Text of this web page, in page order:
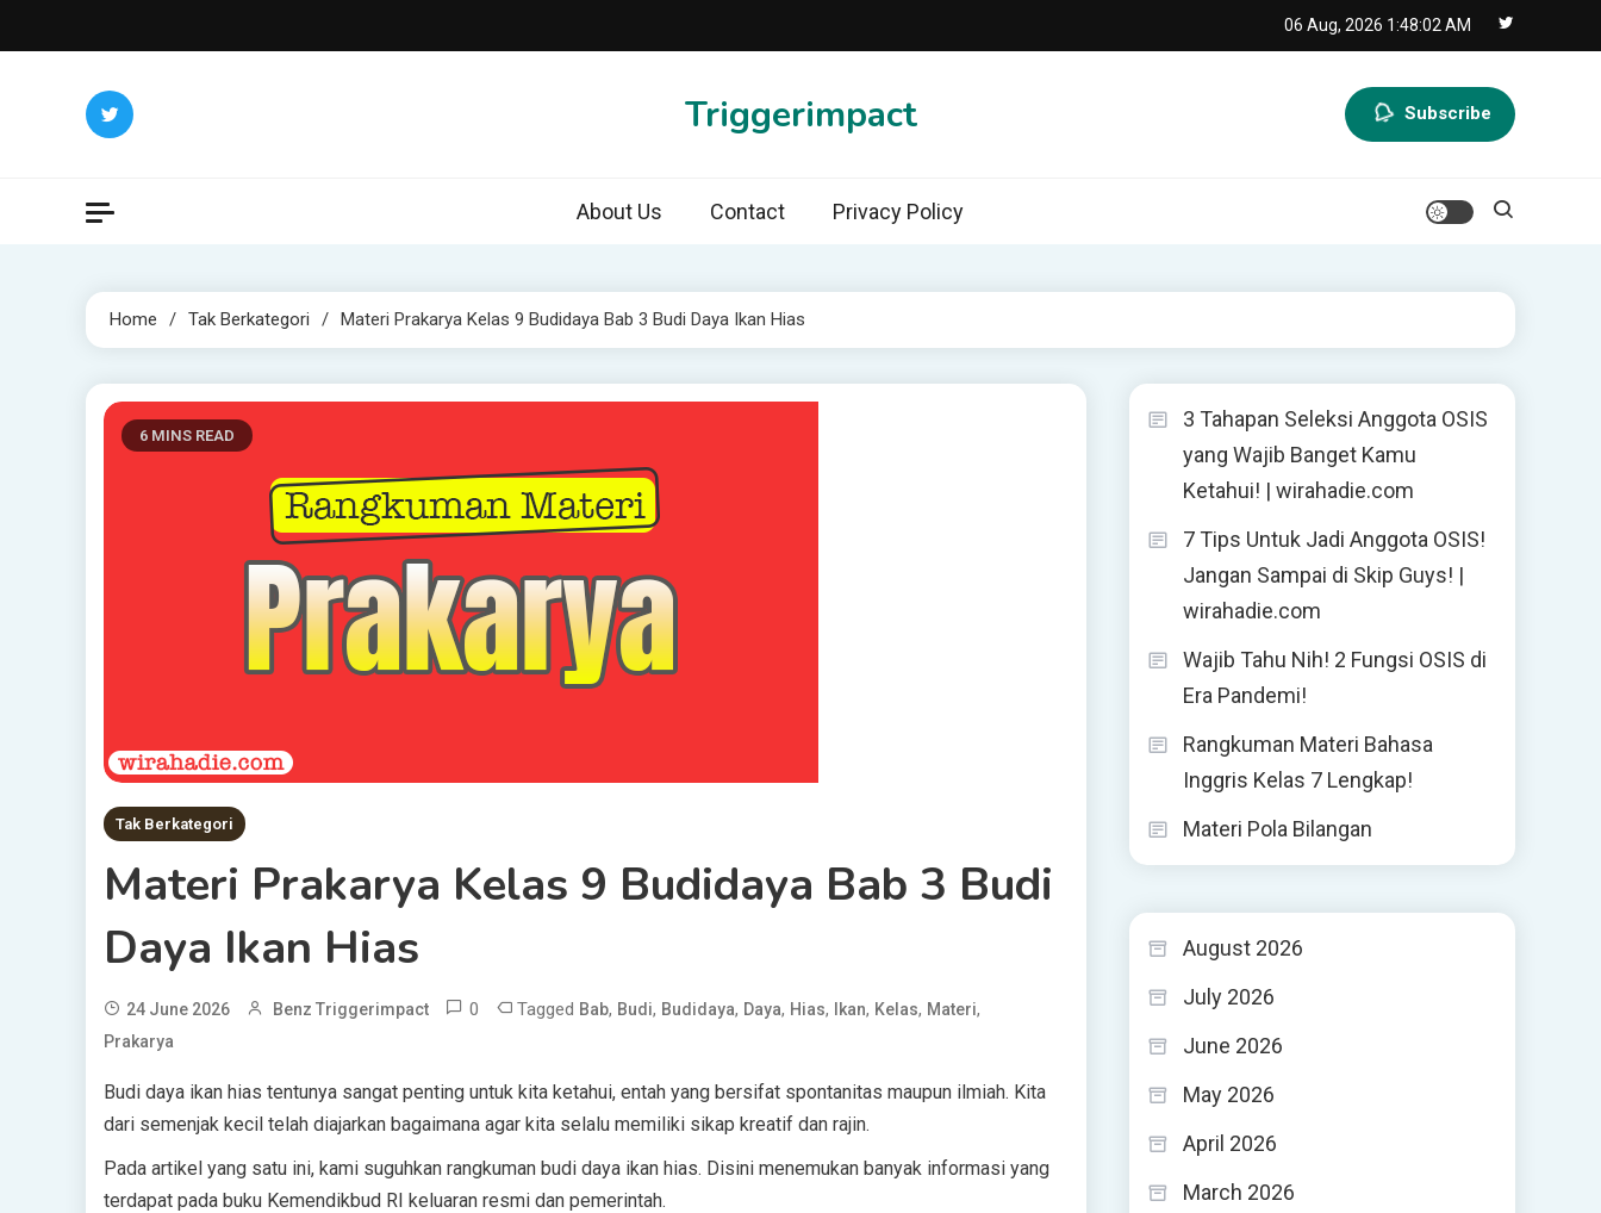
to
06 Aug, 2026 1:48:03 AM
Triggerimpact Subscribe
About Us Contact Privacy Policy
Home Tak Berkategori Materi Prakarya Kelas 9 Budidaya Bab 3 Budi Daya Ikan Hias
6 MINS READ
Tak Berkategori
Materi Prakarya Kelas 9 Budidaya Bab 3 Budi
Daya Ikan Hias
24 June 2026 Benz Triggerimpact 0 Tagged Bab, Budi, Budidaya, Daya, Hias, Ikan, Kelas, Materi,
Prakarya
Budi daya ikan hias tentunya sangat penting untuk kita ketahui, entah yang bersifat spontanitas maupun ilmiah. Kita
dari semenjak kecil telah diajarkan bagaimana agar kita selalu memiliki sikap kreatif dan rajin.
Pada artikel yang satu ini, kami suguhkan rangkuman budi daya ikan hias. Disini menemukan banyak informasi yang
terdapat pada buku Kemendikbud RI keluaran resmi dan pemerintah.
3 Tahapan Seleksi Anggota OSIS
yang Wajib Banget Kamu
Ketahui! | wirahadie.com
7 Tips Untuk Jadi Anggota OSIS!
Jangan Sampai di Skip Guys! |
wirahadie.com
Wajib Tahu Nih! 2 Fungsi OSIS di
Era Pandemi!
Rangkuman Materi Bahasa
Inggris Kelas 7 Lengkap!
Materi Pola Bilangan
August 2026
July 2026
June 2026
May 2026
April 2026
March 2026